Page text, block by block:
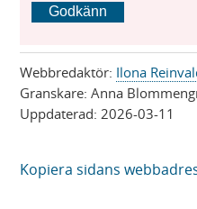
Godkänn
Webbredaktör: Ilona
Granskare:Anna
Uppdaterad:2026-03-11
Kopiera sidans